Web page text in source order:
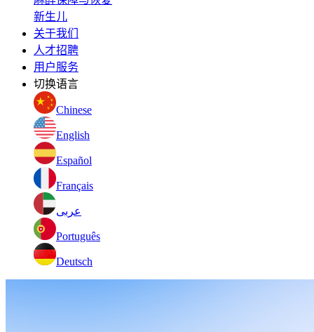
新生儿
关于我们
人才招聘
用户服务
切换语言
Chinese
English
Español
Français
عربى
Português
Deutsch